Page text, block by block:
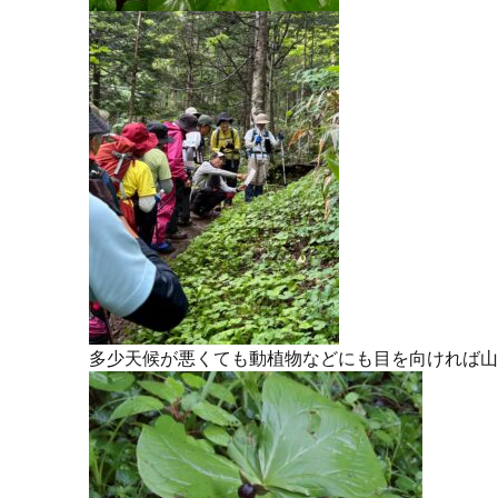
多少天候が悪くても動植物などにも目を向ければ